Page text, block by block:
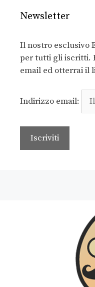
Newsletter
Il nostro esclusivo
per tutti gli iscritti.
email ed otterrai il
Indirizzo email: